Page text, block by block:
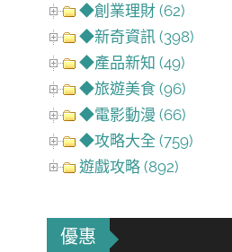
◆創業理財 (62)
◆新奇資訊 (398)
◆產品新知 (49)
◆旅遊美食 (96)
◆電影動漫 (66)
◆攻略大全 (759)
遊戲攻略 (892)
優惠